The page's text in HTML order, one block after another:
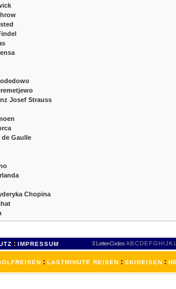
Josef Strauss
de Gaulle
Chopina
: IMPRESSUM 3 Letter-Codes ABCDEFGH IJKL
: LASTMINUTE REISEN : SKIREISEN :